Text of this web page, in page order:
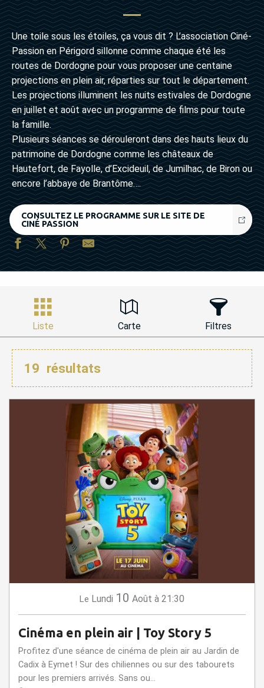
Une toile sous les étoiles, ça vous dit ? L’association Ciné-
Passion en Périgord sillonne comme chaque été les
routes de Dordogne pour vous proposer une centaine
projections en plein air, réparties sur tout le département.
Les projections illuminent les nuits estivales de Dordogne
en juillet et août avec un programme de films pour toute
la famille.
Plusieurs séances se dérouleront dans des hauts lieux du
patrimoine de Dordogne comme les châteaux de
Hautefort, de Fayolle, d’Excideuil, de Jumilhac, de Biron ou
encore l’abbaye de Brantôme….
CONSULTEZ LE PROGRAMME SUR LE SITE DE
CINÉ PASSION
Liste Carte Filtres
19 résultats
Le Lundi 10 Août à 21:30
Cinéma en plein air | Toy Story 5
Profitez d'une séance de cinéma de plein air au Jardin de
Cadix à Eymet ! Sur des chiliennes ou sur des tabourets
pour les premiers arrivés. Sans ou...